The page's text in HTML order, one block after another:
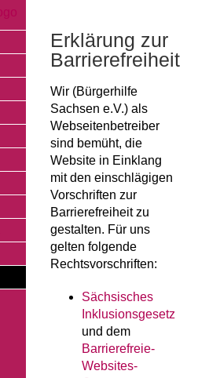
Erklärung zur
Barrierefreiheit
Wir (Bürgerhilfe
Sachsen e.V.) als
Webseitenbetreiber
sind bemüht, die
Website in Einklang
mit den einschlägigen
Vorschriften zur
Barrierefreiheit zu
gestalten. Für uns
gelten folgende
Rechtsvorschriften:
Sächsisches
Inklusionsgesetz
und dem
Barrierefreie-
Websites-